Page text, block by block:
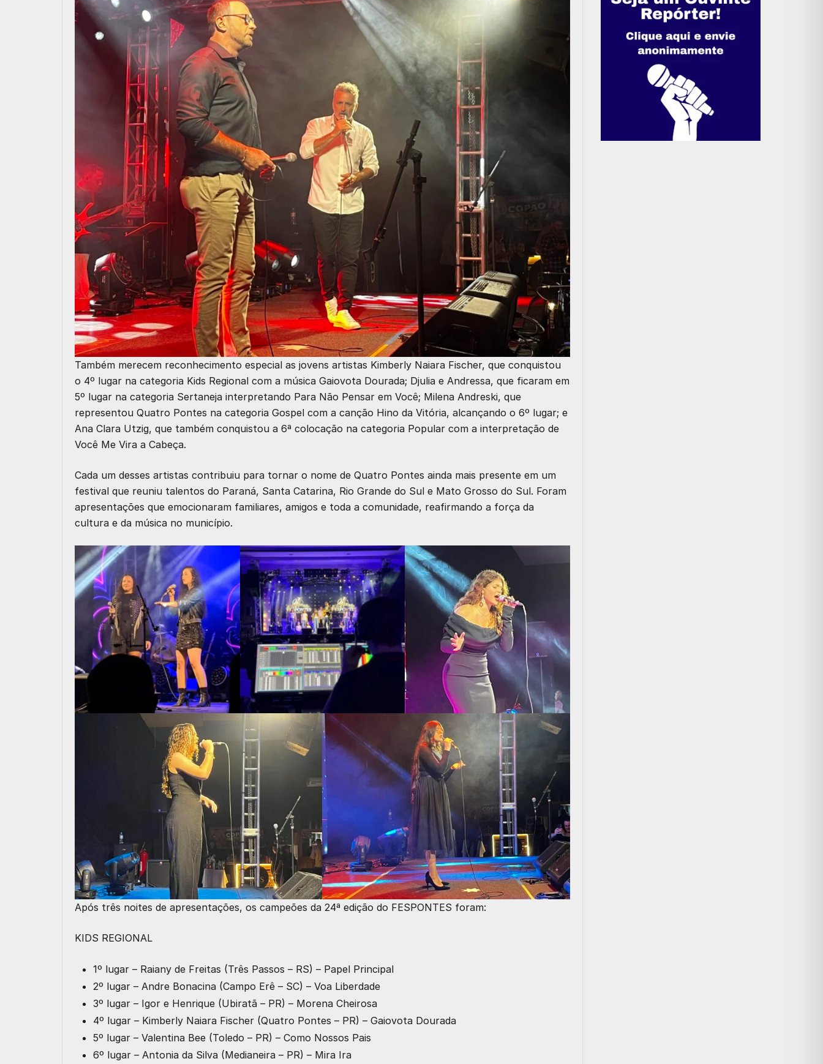
Também merecem reconhecimento especial as jovens artistas Kimberly Naiara Fischer, que conquistou
o 4º lugar na categoria Kids Regional com a música Gaiovota Dourada; Djulia e Andressa, que ficaram em
5º lugar na categoria Sertaneja interpretando Para Não Pensar em Você; Milena Andreski, que
representou Quatro Pontes na categoria Gospel com a canção Hino da Vitória, alcançando o 6º lugar; e
Ana Clara Utzig, que também conquistou a 6ª colocação na categoria Popular com a interpretação de
Você Me Vira a Cabeça.
Cada um desses artistas contribuiu para tornar o nome de Quatro Pontes ainda mais presente em um
festival que reuniu talentos do Paraná, Santa Catarina, Rio Grande do Sul e Mato Grosso do Sul. Foram
apresentações que emocionaram familiares, amigos e toda a comunidade, reafirmando a força da
cultura e da música no município.
Após três noites de apresentações, os campeões da 24ª edição do FESPONTES foram:
KIDS REGIONAL
1º lugar – Raiany de Freitas (Três Passos – RS) – Papel Principal
2º lugar – Andre Bonacina (Campo Erê – SC) – Voa Liberdade
3º lugar – Igor e Henrique (Ubiratã – PR) – Morena Cheirosa
4º lugar – Kimberly Naiara Fischer (Quatro Pontes – PR) – Gaiovota Dourada
5º lugar – Valentina Bee (Toledo – PR) – Como Nossos Pais
6º lugar – Antonia da Silva (Medianeira – PR) – Mira Ira